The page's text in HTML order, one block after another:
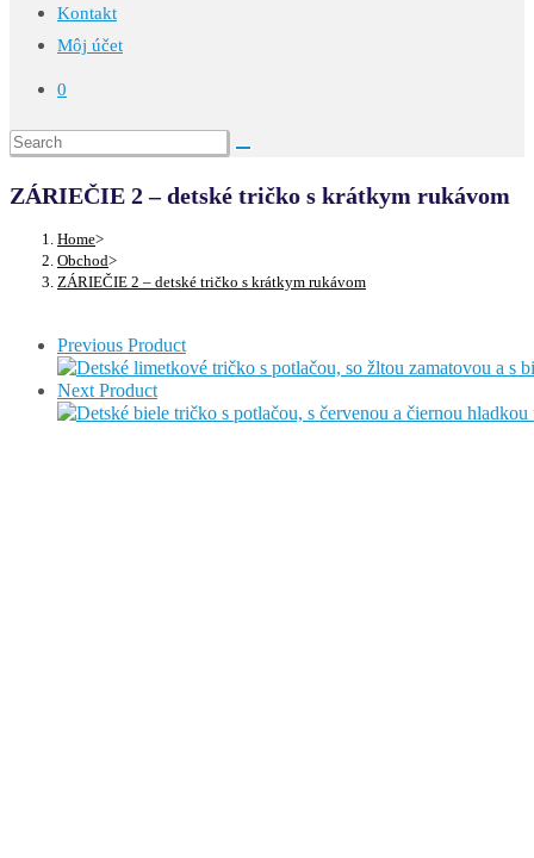
Kontakt
Môj účet
0
ZÁRIEČIE 2 – detské tričko s krátkym rukávom
Home>
Obchod>
ZÁRIEČIE 2 – detské tričko s krátkym rukávom
Previous Product
Next Product